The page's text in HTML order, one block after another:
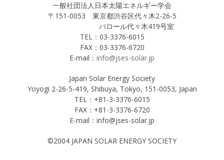
一般社団法人日本太陽エネルギー学会
〒151-0053 東京都渋谷区代々木2-26-5
バロール代々木419号室
TEL：03-3376-6015
FAX：03-3376-6720
E-mail： info@jses-solar.jp
Japan Solar Energy Society
Yoyogi 2-26-5-419, Shibuya, Tokyo, 151-0053, Japan
TEL：+81-3-3376-6015
FAX：+81-3-3376-6720
E-mail：info@jses-solar.jp
©2004 JAPAN SOLAR ENERGY SOCIETY